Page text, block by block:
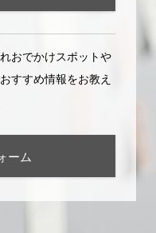
おでかけスポットや
すすめ情報をお教え
ーム